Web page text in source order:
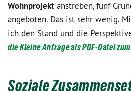
Wohnprojekt anstreben, fünf
angeboten. Das ist sehr wenig.
ich den Stand und die
die Kleine Anfrage als PDF-Datei
Soziale